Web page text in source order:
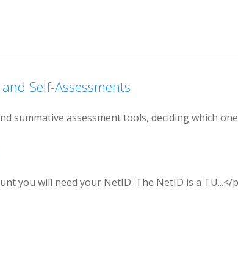
and Self-Assessments
nd summative assessmenttools, decidingwhich one
untyou will need your NetID. The NetID is a TU...</p